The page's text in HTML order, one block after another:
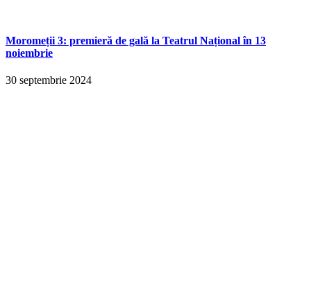
Moromeții 3: premieră de gală la Teatrul Național în 13
noiembrie
30 septembrie 2024